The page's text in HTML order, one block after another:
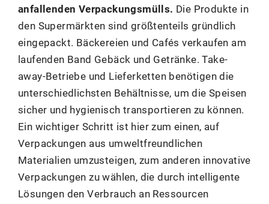
anfallenden Verpackungsmülls. Die Produkte in
den Supermärkten sind größtenteils gründlich
eingepackt. Bäckereien und Cafés verkaufen am
laufenden Band Gebäck und Getränke. Take-
away-Betriebe und Lieferketten benötigen die
unterschiedlichsten Behältnisse, um die Speisen
sicher und hygienisch transportieren zu können.
Ein wichtiger Schritt ist hier zum einen, auf
Verpackungen aus umweltfreundlichen
Materialien umzusteigen, zum anderen innovative
Verpackungen zu wählen, die durch intelligente
Lösungen den Verbrauch an Ressourcen